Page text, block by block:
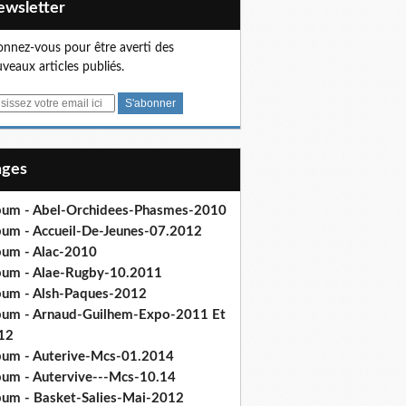
vous pour être averti des
articles publiés.
- Abel-Orchidees-Phasmes-2010
- Accueil-De-Jeunes-07.2012
- Alac-2010
- Alae-Rugby-10.2011
- Alsh-Paques-2012
- Arnaud-Guilhem-Expo-2011 Et
- Auterive-Mcs-01.2014
- Autervive---Mcs-10.14
- Basket-Salies-Mai-2012